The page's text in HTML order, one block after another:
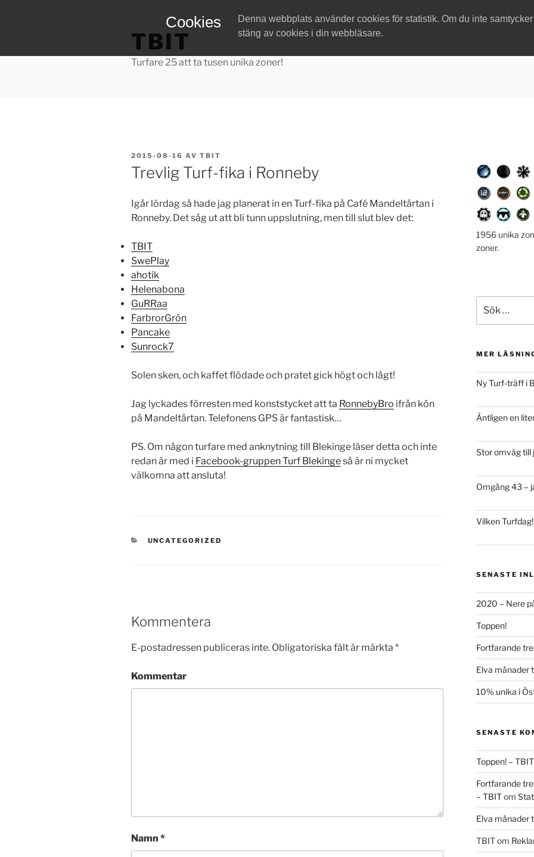
Cookies
Denna webbplats använder cookies för statistik. Om du inte
stäng av cookies i din webbläsare.
TBIT
Turfare 25 att ta tusen unika zoner!
PUBLICERAT
2015-08-16 AV TBIT
Trevlig Turf-fika i Ronneby
Igår lördag så hade jag planerat in en Turf-fika på Café Mandeltårtan i
Ronneby. Det såg ut att bli tunn uppslutning, men till slut blev det:
TBIT
SwePlay
ahotik
Helenabona
GuRRaa
FarbrorGrön
Pancake
Sunrock7
Solen sken, och kaffet flödade och pratet gick högt och lågt!
Jag lyckades förresten med konststycket att ta RonnebyBro ifrån kön
på Mandeltårtan. Telefonens GPS är fantastisk…
PS. Om någon turfare med anknytning till Blekinge läser detta och inte
redan är med i Facebook-gruppen Turf Blekingeså är ni mycket
välkomna att ansluta!
KATEGORIER
UNCATEGORIZED
Kommentera
E-postadressen publiceras inte. Obligatoriska fält är märkta *
Kommentar
Namn *
1956 unika
zoner.
efter:
MER
Ny Turf-träff i
Äntligen en
Stor omväg till
Omgång 43 –
Vilken Turfdag!
SENASTE
2020 – Nere
Toppen!
Fortfarande
Elva månader
10% unika i
SENASTE
Toppen! – TBIT
Fortfarande
– TBITom
Elva månader
TBITom